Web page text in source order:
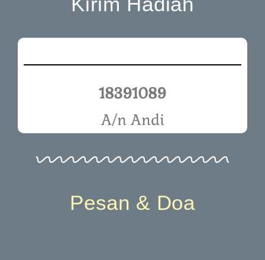
18391089
A/n Andi
Pesan & Doa